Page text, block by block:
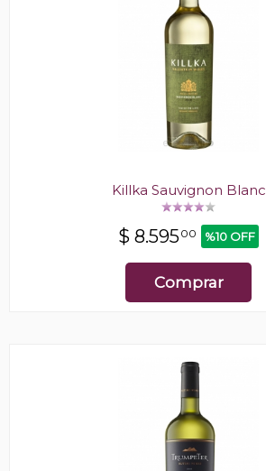
Killka Sauvignon Blanc
$ 8.59500 %10 OFF
Comprar